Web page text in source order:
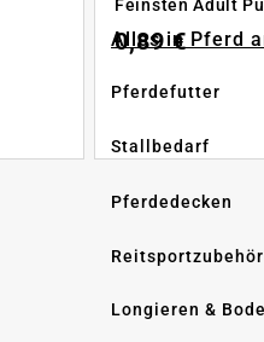
Alles in Pferd
Pferdefutter
Stallbedarf
Pferdedecken
Reitsportzubehör
Longieren &
Feinsten Adult
0,89 €